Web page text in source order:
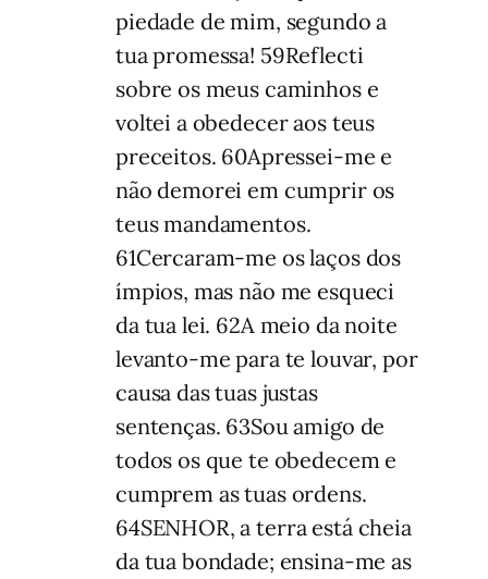
piedade de mim, segundo a
tua promessa! 59Reflecti
sobre os meus caminhos e
voltei a obedecer aos teus
preceitos. 60Apressei-me e
não demorei em cumprir os
teus mandamentos.
61Cercaram-me os laços dos
ímpios, mas não me esqueci
da tua lei. 62A meio da noite
levanto-me para te louvar, por
causa das tuas justas
sentenças. 63Sou amigo de
todos os que te obedecem e
cumprem as tuas ordens.
64SENHOR, a terra está cheia
da tua bondade; ensina-me as